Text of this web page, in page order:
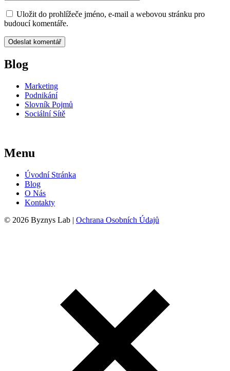
Uložit do prohlížeče jméno, e-mail a webovou stránku pro
budoucí komentáře.
Blog
Marketing
Podnikání
Slovník Pojmů
Sociální Sítě
Menu
Úvodní Stránka
Blog
O Nás
Kontakty
© 2026 Byznys Lab | Ochrana Osobních Údajů